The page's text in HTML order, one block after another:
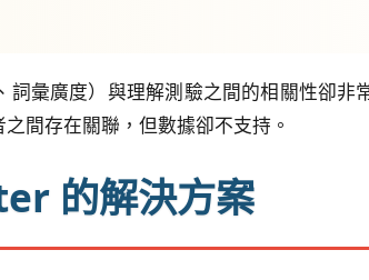
彙廣度）與理解測驗之間的相關性卻
間存在關聯，但數據卻不支持。
的解決方案